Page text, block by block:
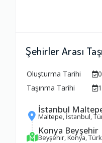
Şehirler Arası
Oluşturma Tarihi
Taşınma Tarihi
İstanbul
Maltepe, İstanbul,
Konya Beyşehir
Beyşehir, Konya,
Yorumunuz